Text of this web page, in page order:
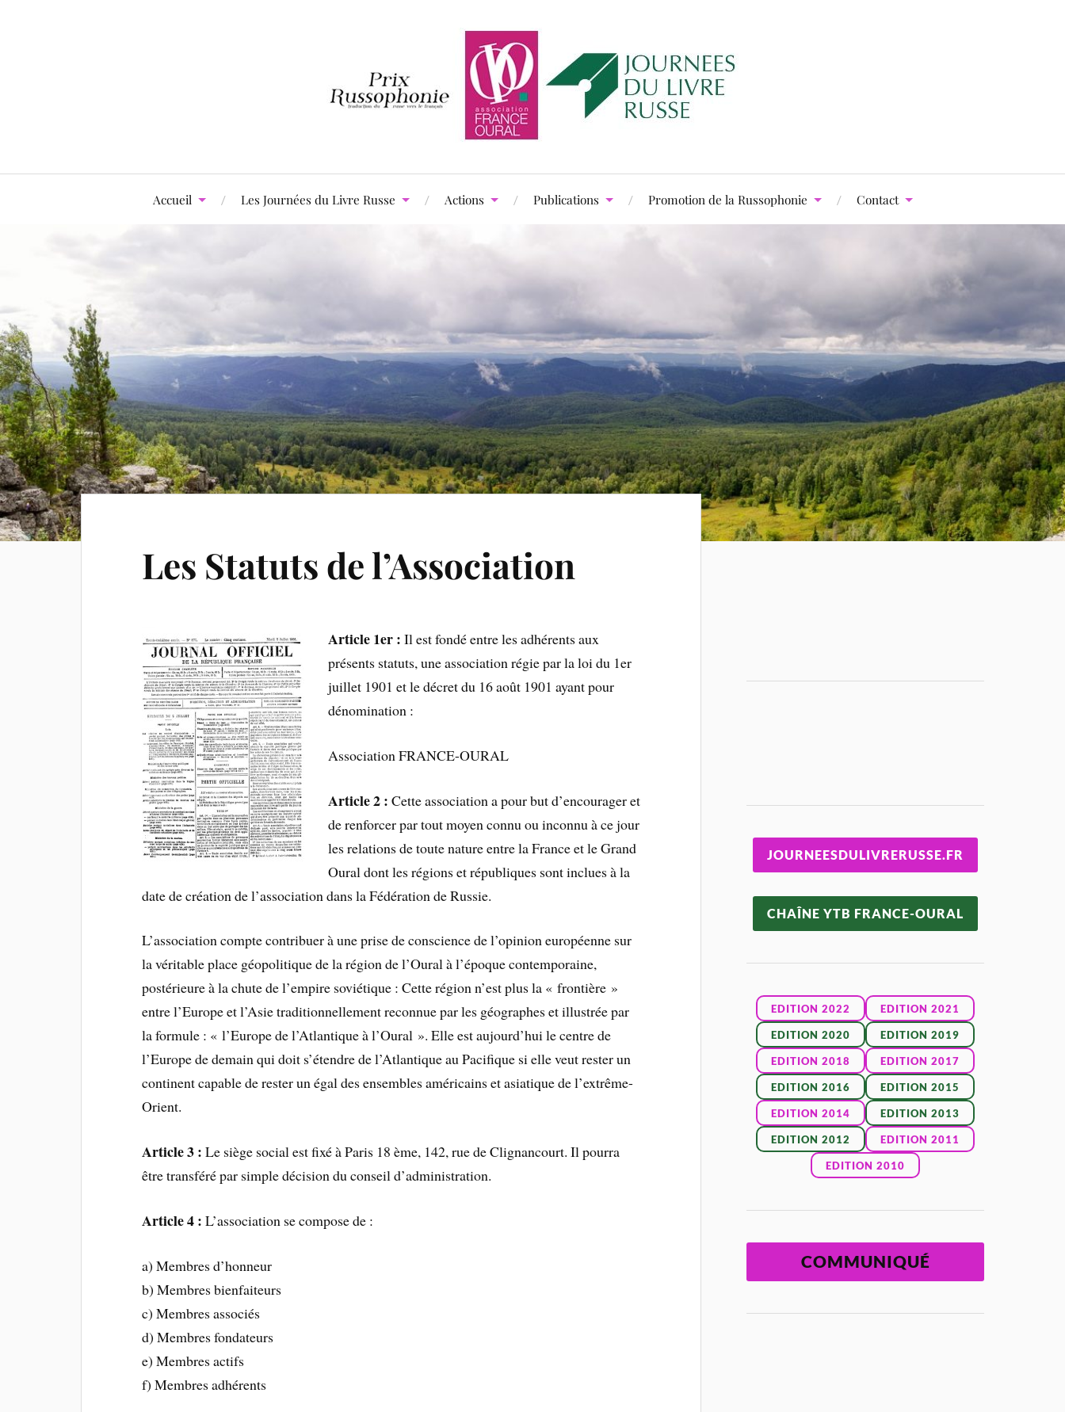
Accueil Les Journées du Livre Russe Actions Publications Promotion de la Russophonie Contact
Les Statuts de l’Association
Article 1er : Il est fondé entre les adhérents aux
présents statuts, une association régie par la loi du 1er
juillet 1901 et le décret du 16 août 1901 ayant pour
dénomination :
Association FRANCE-OURAL
Article 2 : Cette association a pour but d’encourager et
de renforcer par tout moyen connu ou inconnu à ce jour
les relations de toute nature entre la France et le Grand
Oural dont les régions et républiques sont inclues à la
date de création de l’association dans la Fédération de Russie.
L’association compte contribuer à une prise de conscience de l’opinion européenne sur
la véritable place géopolitique de la région de l’Oural à l’époque contemporaine,
postérieure à la chute de l’empire soviétique : Cette région n’est plus la « frontière »
entre l’Europe et l’Asie traditionnellement reconnue par les géographes et illustrée par
la formule : « l’Europe de l’Atlantique à l’Oural ». Elle est aujourd’hui le centre de
l’Europe de demain qui doit s’étendre de l’Atlantique au Pacifique si elle veut rester un
continent capable de rester un égal des ensembles américains et asiatique de l’extrême-
Orient.
Article 3 : Le siège social est fixé à Paris 18 ème, 142, rue de Clignancourt. Il pourra
être transféré par simple décision du conseil d’administration.
Article 4 : L’association se compose de :
a) Membres d’honneur
b) Membres bienfaiteurs
c) Membres associés
d) Membres fondateurs
e) Membres actifs
f) Membres adhérents
JOURNEESDULIVRERUSSE.FR
CHAÎNE YTB FRANCE-OURAL
EDITION 2022 EDITION 2021
EDITION 2020 EDITION 2019
EDITION 2018 EDITION 2017
EDITION 2016 EDITION 2015
EDITION 2014 EDITION 2013
EDITION 2012 EDITION 2011
EDITION 2010
COMMUNIQUÉ